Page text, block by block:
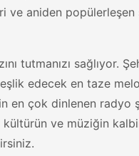
aniden popülerleşen
tutmanızı sağlıyor.
edecek en taze
en çok dinlenen radyo
ve müziğin